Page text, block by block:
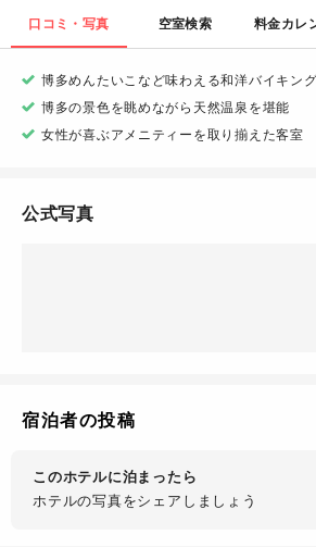
口コミ・写真 空室検索 料金カレ
博多めんたいこなど味わえる和洋バイキング
博多の景色を眺めながら天然温泉を堪能
女性が喜ぶアメニティーを取り揃えた客室
公式写真
宿泊者の投稿
このホテルに泊まったら
ホテルの写真をシェアしましょう